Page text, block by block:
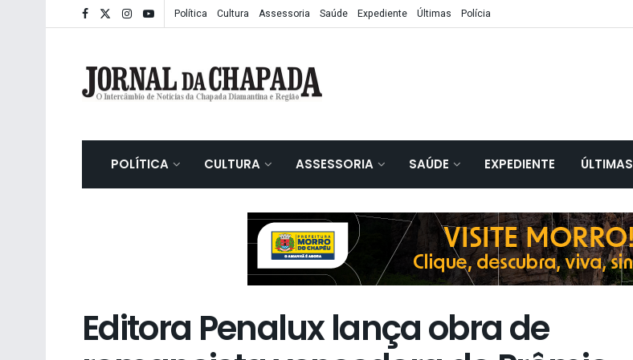
Política Cultura Assessoria Saúde Expediente Últimas Polícia
POLÍTICA CULTURA ASSESSORIA SAÚDE EXPEDIENTE ÚLTIMAS
Editora Penalux lança obra de